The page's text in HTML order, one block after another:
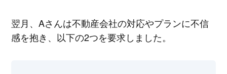
翌月、Aさんは不動産会社の対応やプランに不信
感を抱き、以下の2つを要求しました。